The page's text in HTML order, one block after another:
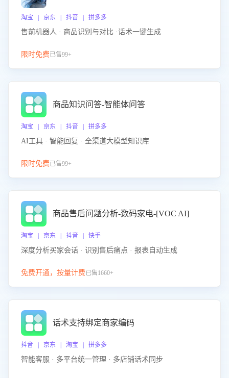
淘宝 | 京东 | 抖音 | 拼多多
售前机器人 · 商品识别与对比 ·话术一键生成
限时免费已售99+
商品知识问答-智能体问答
淘宝 | 京东 | 抖音 | 拼多多
AI工具 · 智能回复 · 全渠道大模型知识库
限时免费已售99+
商品售后问题分析-数码家电-[VOC AI]
淘宝 | 京东 | 抖音 | 快手
深度分析买家会话 · 识别售后痛点 · 报表自动生成
免费开通，按量计费已售1660+
话术支持绑定商家编码
抖音 | 京东 | 淘宝 | 拼多多
智能客服 · 多平台统一管理 · 多店铺话术同步